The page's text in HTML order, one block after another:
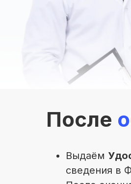
После
Выдаём
сведения в